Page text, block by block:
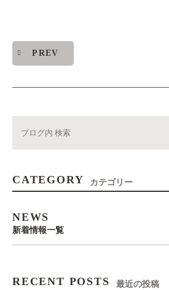
PREV
CATEGORY カテゴリー
NEWS
新着情報一覧
RECENT POSTS 最近の投稿